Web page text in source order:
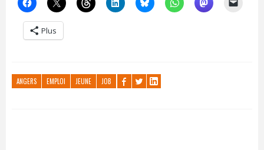
Plus
ANGERS EMPLOI JEUNE JOB